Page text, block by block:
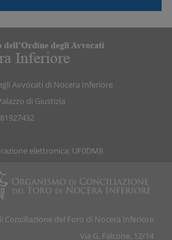
Avvocati di Nocera Inferiore
di Giustizia
elettronica: UF0DM8
Conciliazione del Foro di Nocera Inferiore
Via G. Falcone, 12/14